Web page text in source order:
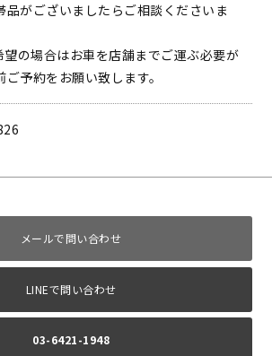
品がございましたらご相談くださいま
の場合はお車を店舗までご運ぶ必要が
ご予約をお願い致します。
メールで問い合わせ
03-6421-1948